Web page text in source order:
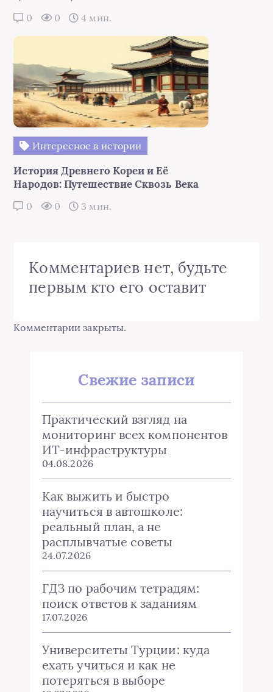
0 0 4 мин.
Интересное в истории
История Древнего Кореи и Её
Народов: Путешествие Сквозь Века
0 0 3 мин.
Комментариев нет, будьте
первым кто его оставит
Комментарии закрыты.
Свежие записи
Практический взгляд на
мониторинг всех компонентов
ИТ-инфраструктуры
04.08.2026
Как выжить и быстро
научиться в автошколе:
реальный план, а не
расплывчатые советы
24.07.2026
ГДЗ по рабочим тетрадям:
поиск ответов к заданиям
17.07.2026
Университеты Турции: куда
ехать учиться и как не
потеряться в выборе